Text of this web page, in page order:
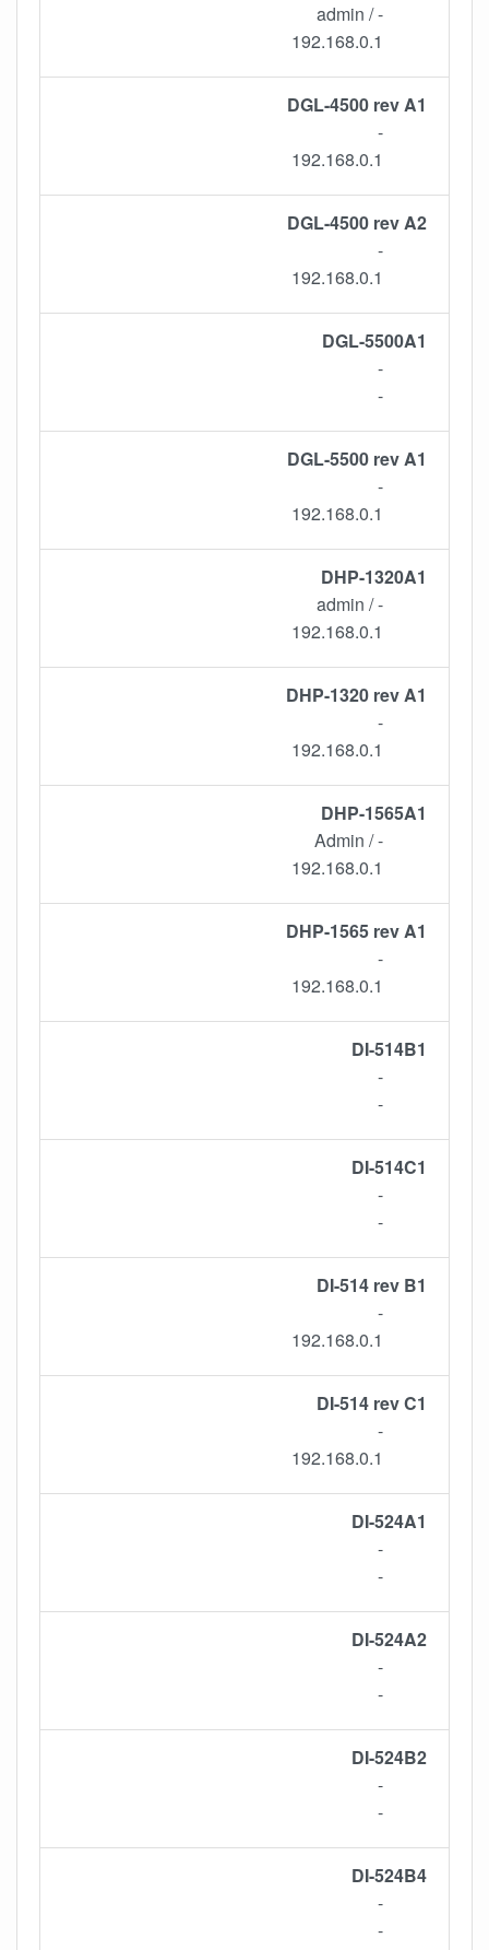
- / admin
192.168.0.1
DGL-4500 rev A1
-
192.168.0.1
DGL-4500 rev A2
-
192.168.0.1
DGL-5500A1
-
-
DGL-5500 rev A1
-
192.168.0.1
DHP-1320A1
- / admin
192.168.0.1
DHP-1320 rev A1
-
192.168.0.1
DHP-1565A1
- / Admin
192.168.0.1
DHP-1565 rev A1
-
192.168.0.1
DI-514B1
-
-
DI-514C1
-
-
DI-514 rev B1
-
192.168.0.1
DI-514 rev C1
-
192.168.0.1
DI-524A1
-
-
DI-524A2
-
-
DI-524B2
-
-
DI-524B4
-
-